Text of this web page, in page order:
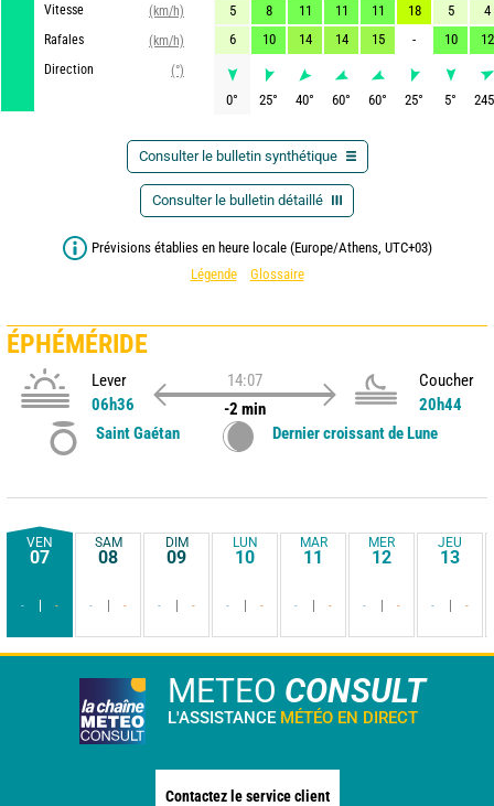
Vitesse
(km/h)
Rafales
(km/h)
Direction
(°)
5 8 11 11 11 18 5
4
6
10 14 14 15 - 10 12
0° 25° 40° 60° 60° 25° 5° 245
Consulter le bulletin synthétique
Consulter le bulletin détaillé
Prévisions établies en heure locale (Europe/Athens, UTC+03)
Légende
Glossaire
ÉPHÉMÉRIDE
Lever
06h36
14:07
-2 min
Coucher
20h44
Saint Gaétan
Dernier croissant de Lune
VEN
07
- -
SAM
08
- -
DIM
09
- -
LUN
10
- -
MAR
11
- -
MER
12
- -
JEU
13
- -
METEO CONSULT
L'ASSISTANCE MÉTÉO EN DIRECT
Contactez le service client